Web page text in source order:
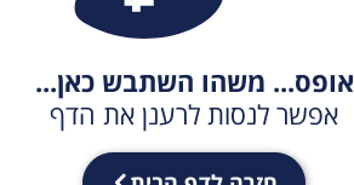
אופס... משהו השתבש כאן...
אפשר לנסות לרענן את הדף